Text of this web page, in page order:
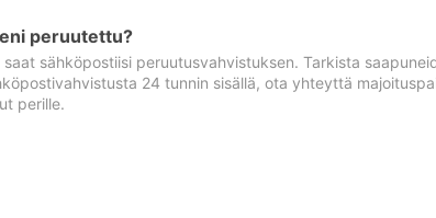
peruutettu?
sähköpostiisi peruutusvahvistuksen. Tarkista
24 tunnin sisällä, ota yhteyttä
perille.